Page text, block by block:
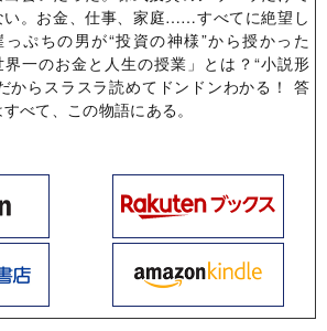
い。お金、仕事、家庭……すべてに絶望し
っぷちの男が“投資の神様”から授かった
界一のお金と人生の授業」とは？“小説形
からスラスラ読めてドンドンわかる！ 答
すべて、この物語にある。